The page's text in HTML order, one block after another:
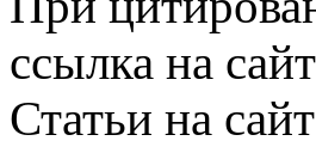
ссылка на
Статьи на